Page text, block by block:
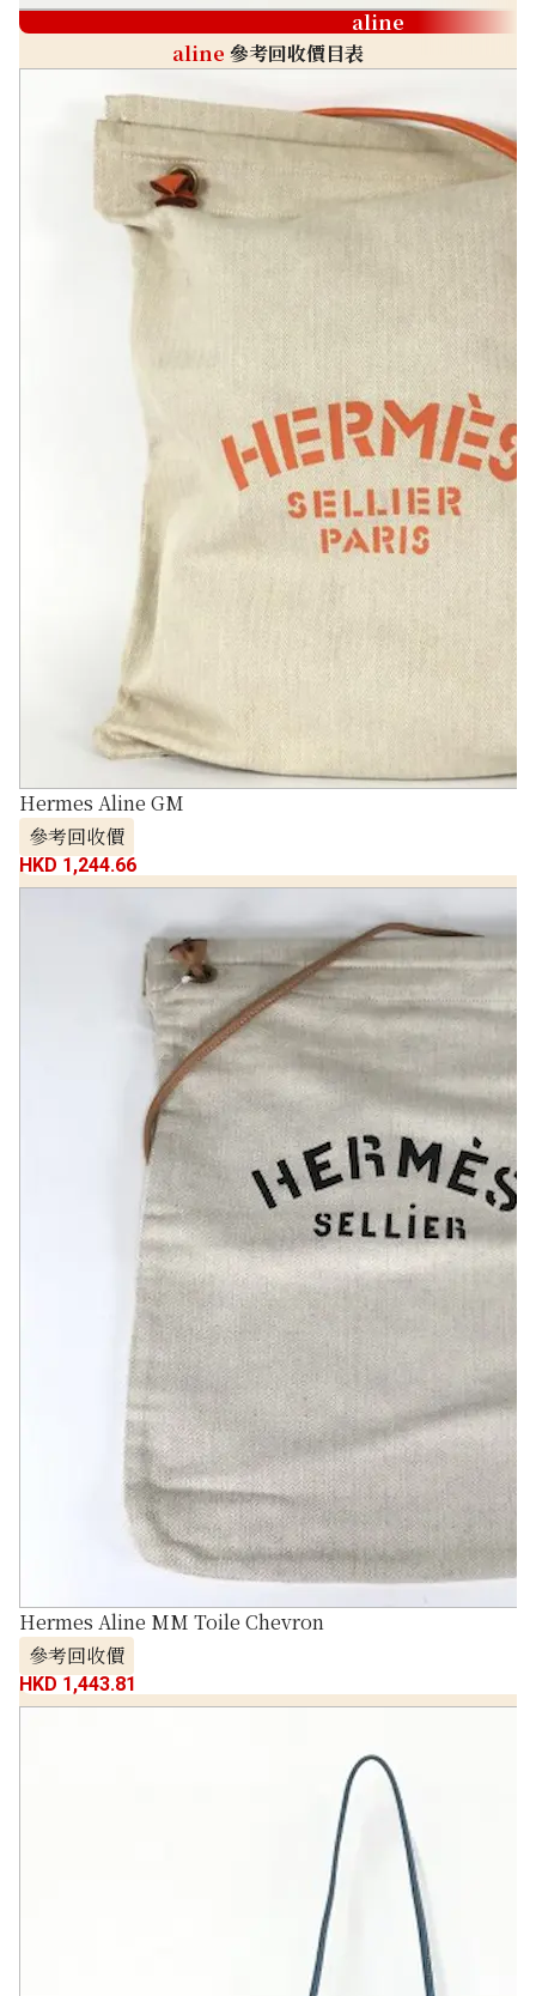
aline
aline 參考回收價目表
Hermes Aline GM
參考回收價
HKD 1,244.66
Hermes Aline MM Toile Chevron
參考回收價
HKD 1,443.81